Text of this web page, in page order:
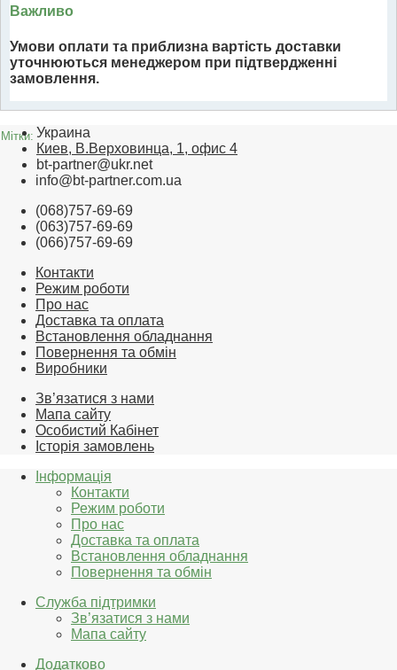
Важливо
Умови оплати та приблизна вартість доставки
уточнюються менеджером при підтвердженні
замовлення.
Мітки: Украина
Киев, В.Верховинца, 1, офис 4
bt-partner@ukr.net
info@bt-partner.com.ua
(068)757-69-69
(063)757-69-69
(066)757-69-69
Контакти
Режим роботи
Про нас
Доставка та оплата
Встановлення обладнання
Повернення та обмін
Виробники
Зв’язатися з нами
Мапа сайту
Особистий Кабінет
Історія замовлень
Інформація
Контакти
Режим роботи
Про нас
Доставка та оплата
Встановлення обладнання
Повернення та обмін
Служба підтримки
Зв’язатися з нами
Мапа сайту
Додатково